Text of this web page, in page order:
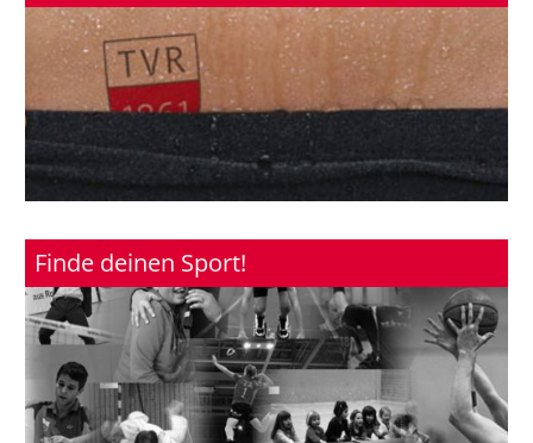
Finde deinen Sport!